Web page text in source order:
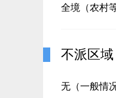
全境（农村
不派区域
无（一般情